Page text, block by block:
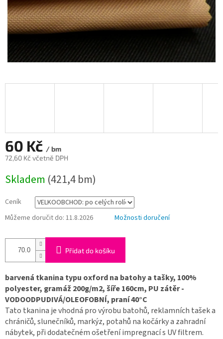
60 Kč / bm
72,60 Kč včetně DPH
cena:
Skladem (421,4 bm)
Ceník
Můžeme doručit do: 11.8.2026 Možnosti doručení
Přidat do košíku
barvená tkanina typu oxford na batohy a tašky, 100%
polyester, gramáž 200g/m2, šíře 160cm, PU zátěr -
VODOODPUDIVÁ/OLEOFOBNÍ, praní 40°C
Tato tkanina je vhodná pro výrobu batohů, reklamních tašek a
chráničů, slunečníků, markýz, potahů na kočárky a zahradní
nábytek, při dodatečném ošetření impregnací s UV filtrem.